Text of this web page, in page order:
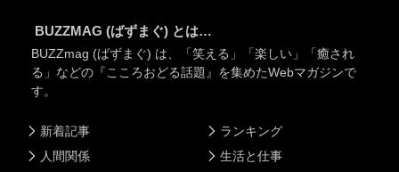
BUZZMAG (ばずまぐ) とは…
BUZZmag (ばずまぐ) は、「笑える」「楽しい」「癒され
る」などの『こころおどる話題』を集めたWebマガジンで
す。
新着記事
人間関係
ランキング
生活と仕事